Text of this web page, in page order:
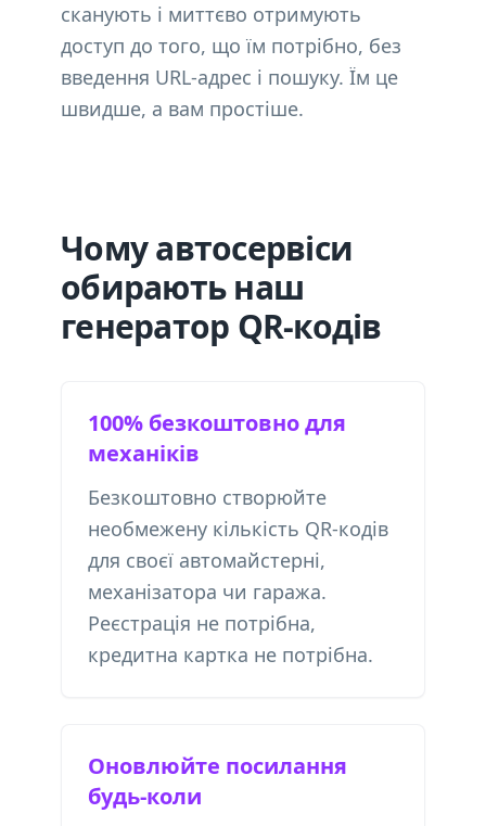
сканують і миттєво отримують
доступ до того, що їм потрібно, без
введення URL-адрес і пошуку. Їм це
швидше, а вам простіше.
Чому автосервіси
обирають наш
генератор QR-кодів
100% безкоштовно для
механіків
Безкоштовно створюйте
необмежену кількість QR-кодів
для своєї автомайстерні,
механізатора чи гаража.
Реєстрація не потрібна,
кредитна картка не потрібна.
Оновлюйте посилання
будь-коли